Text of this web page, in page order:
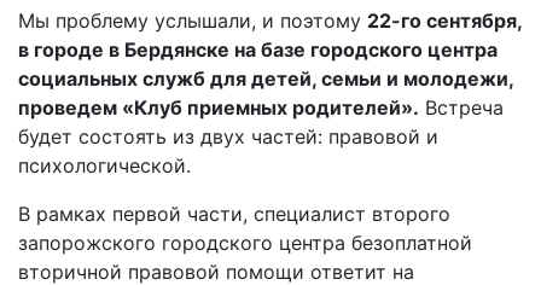
Мы проблему услышали, и поэтому 22-го сентября,
в городе в Бердянске на базе городского центра
социальных служб для детей, семьи и молодежи,
проведем «Клуб приемных родителей». Встреча
будет состоять из двух частей: правовой и
психологической.
В рамках первой части, специалист второго
запорожского городского центра безоплатной
вторичной правовой помощи ответит на